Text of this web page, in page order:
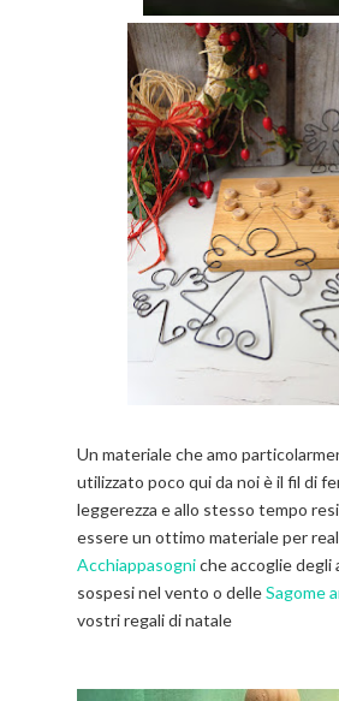
Un materiale che amo
utilizzato poco qui da noi è il fil di
leggerezza e allo stesso tempo
essere un ottimo materiale per
Acchiappasogniche accoglie degli
sospesi nel vento o delleSagome
vostri regali di natale